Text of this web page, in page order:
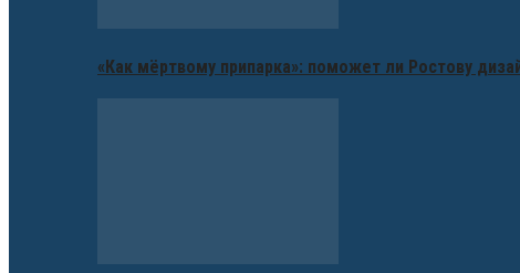
«Как мёртвому припарка»: поможет ли Ростову